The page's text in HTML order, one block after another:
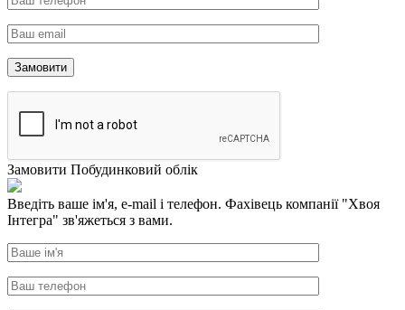
Замовити Побудинковий облік
Введіть ваше ім'я, e-mail і телефон. Фахівець компанії "Хвоя
Інтегра" зв'яжеться з вами.